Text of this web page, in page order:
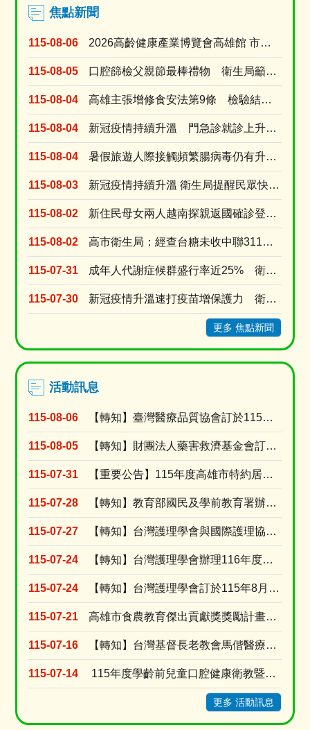
焦點新聞
115-08-06 2026高齡健康產業博覽會高雄館 市府公私協力打造多元支持中高齡長輩生活方案
115-08-05 口腔篩檢父親節最棒禮物 衛生局籲家長戒檳做榜樣、青少年勇拒第一口檳榔
115-08-04 高雄主張增修食安法第9條 檢驗結果與粗油流向應申報 強化風險預警
115-08-04 新冠疫情持續升溫 門急診就診上升逾8成 新冠疫苗庫存僅1萬餘劑 近一周接種量是前一週的....
115-08-04 暑假旅遊人際接觸頻繁腸病毒仍有升溫風險 衛生局提醒勤洗手有症狀快就醫
115-08-03 新冠疫情持續升溫 衛生局提醒民眾快篩就醫別吃剩藥 以免延誤黃金治療期
115-08-02 新住民母女兩人越南探親返國確診登革熱 就診未告知旅遊史衛生局依法裁罰
115-08-02 高市衛生局：經查台糖未收中聯311油槽不合格半成品原料油 台糖涉及中聯油品7/9早已預防性下....
115-07-31 成年人代謝症候群盛行率近25% 衛生局推線上線下雙抽獎活動提升正確認
115-07-30 新冠疫情升溫速打疫苗增保護力 衛生局今增配疫苗2萬劑配送轄內醫療院所
更多 焦點新聞
活動訊息
115-08-06 【轉知】臺灣醫療品質協會訂於115年9月8日假高雄榮民總醫院門診大樓第二會議室舉辦「護理人的....
115-08-05 【轉知】財團法人藥害救濟基金會訂於115年9月9日舉辦「2026【醫識能•藥識能】線上直播講....
115-07-31 【重要公告】115年度高雄市特約居家長照機構績優長照人員表揚活動，收件受理期限延長至115年....
115-07-28 【轉知】教育部國民及學前教育署辦理115年『青年百億海外圓夢基金計畫』海外翱翔組G-4-6『....
115-07-27 【轉知】台灣護理學會與國際護理協會(ICN)共同辦理2027年「第31屆ICN 國際護理大會....
115-07-24 【轉知】台灣護理學會辦理116年度個別型研究計畫補助申請
115-07-24 【轉知】台灣護理學會訂於115年8月15日舉辦「腫瘤照護實證應用」網路研習會(線上視訊課程)
115-07-21 高雄市食農教育傑出貢獻獎獎勵計畫及活動簡章
115-07-16 【轉知】台灣基督長老教會馬偕醫療財團法人台東馬偕紀念醫院訂於115年8月15日(星期六)舉辦....
115-07-14 115年度學齡前兒童口腔健康衛教暨兒童安全種子師資教育訓練-錄取名單
更多 活動訊息